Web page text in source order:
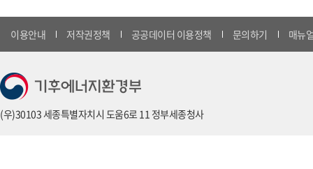
이용안내 저작권정책 공공데이터 이용정책 문의하기 매뉴
(우)30103 세종특별자치시 도움6로 11 정부세종청사